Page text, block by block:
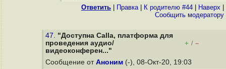
Ответить Правка| К родителю #44 Наверх
Cообщить модератору
47. "Доступна Calla, платформа для
проведения аудио/
видеоконферен..."
+ / –
Сообщение от Аноним (-), 08-Окт-20, 19:03